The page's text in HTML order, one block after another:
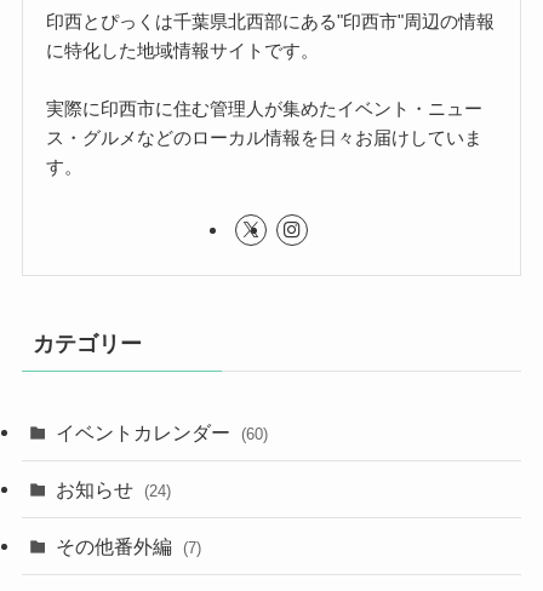
印西とぴっくは千葉県北西部にある"印西市"周辺の情報
に特化した地域情報サイトです。
実際に印西市に住む管理人が集めたイベント・ニュー
ス・グルメなどのローカル情報を日々お届けしていま
す。
カテゴリー
イベントカレンダー (60)
お知らせ (24)
その他番外編 (7)